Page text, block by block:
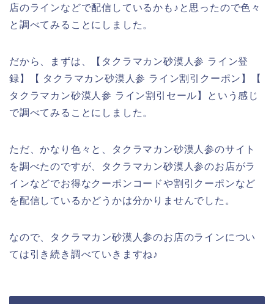
店のラインなどで配信しているかも♪と思ったので色々
と調べてみることにしました。
だから、まずは、【タクラマカン砂漠人参 ライン登
録】【 タクラマカン砂漠人参 ライン割引クーポン】【
タクラマカン砂漠人参 ライン割引セール】という感じ
で調べてみることにしました。
ただ、かなり色々と、タクラマカン砂漠人参のサイト
を調べたのですが、タクラマカン砂漠人参のお店がラ
インなどでお得なクーポンコードや割引クーポンなど
を配信しているかどうかは分かりませんでした。
なので、タクラマカン砂漠人参のお店のラインについ
ては引き続き調べていきますね♪